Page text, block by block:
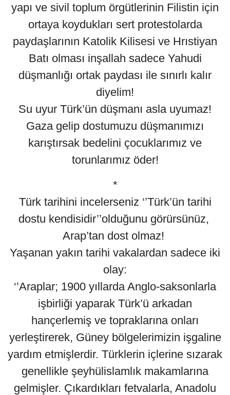
yapı ve sivil toplum örgütlerinin Filistin için
ortaya koydukları sert protestolarda
paydaşlarının Katolik Kilisesi ve Hrıstiyan
Batı olması inşallah sadece Yahudi
düşmanlığı ortak paydası ile sınırlı kalır
diyelim!
Su uyur Türk’ün düşmanı asla uyumaz!
Gaza gelip dostumuzu düşmanımızı
karıştırsak bedelini çocuklarımız ve
torunlarımız öder!
*
Türk tarihini incelerseniz ‘’Türk’ün tarihi
dostu kendisidir’’olduğunu görürsünüz,
Arap’tan dost olmaz!
Yaşanan yakın tarihi vakalardan sadece iki
olay:
‘’Araplar; 1900 yıllarda Anglo-saksonlarla
işbirliği yaparak Türk’ü arkadan
hançerlemiş ve topraklarına onları
yerleştirerek, Güney bölgelerimizin işgaline
yardım etmişlerdir. Türklerin içlerine sızarak
genellikle şeyhülislamlık makamlarına
gelmişler. Çıkardıkları fetvalarla, Anadolu